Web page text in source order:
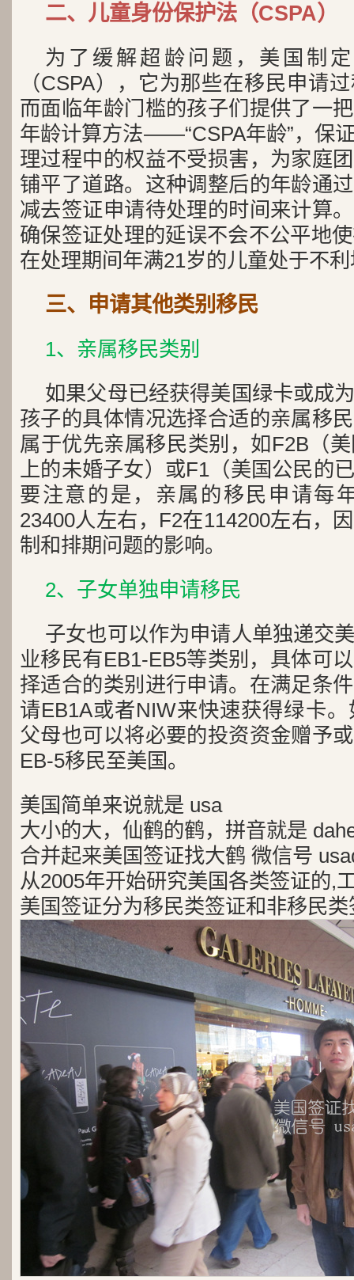
二、儿童身份保护法（CSPA）
为了缓解超龄问题，美国制
（CSPA），它为那些在移民申请
而面临年龄门槛的孩子们提供了一
年龄计算方法——“CSPA年龄”，保
理过程中的权益不受损害，为家庭
铺平了道路。这种调整后的年龄通
减去签证申请待处理的时间来计算
确保签证处理的延误不会不公平地
在处理期间年满21岁的儿童处于不
三、申请其他类别移民
1、亲属移民类别
如果父母已经获得美国绿卡或成
孩子的具体情况选择合适的亲属移
属于优先亲属移民类别，如F2B（
上的未婚子女）或F1（美国公民的
要注意的是，亲属的移民申请每
23400人左右，F2在114200左右，
制和排期问题的影响。
2、子女单独申请移民
子女也可以作为申请人单独递交
业移民有EB1-EB5等类别，具体可
择适合的类别进行申请。在满足条
请EB1A或者NIW来快速获得绿卡
父母也可以将必要的投资资金赠予
EB-5移民至美国。
美国简单来说就是 usa
大小的大，仙鹤的鹤，拼音就是
合并起来美国签证找大鹤 微信号
从2005年开始研究美国各类签证的,
美国签证分为移民类签证和非移民